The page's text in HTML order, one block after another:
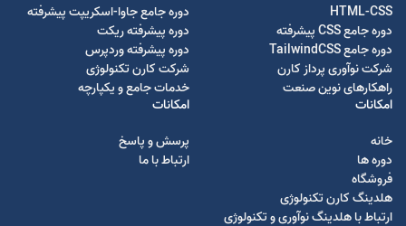
HTML-CSS
دوره جامع CSS پیشرفته
دوره جامع TailwindCSS
شرکت نوآوری پرداز کارن
راهکارهای نوین صنعت
دوره جامع جاوا-اسکریپت پیشرفته
دوره پیشرفته ریکت
دوره پیشرفته وردپرس
شرکت کارن تکنولوژی
خدمات جامع و یکپارچه
امکانات
خانه
دوره ها
فروشگاه
هلدینگ کارن تکنولوژی
ارتباط با هلدینگ نوآوری و تکنولوژی
امکانات
پرسش و پاسخ
ارتباط با ما